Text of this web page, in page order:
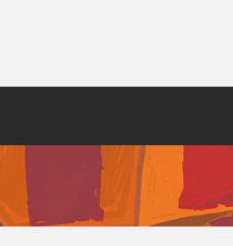
настоящему